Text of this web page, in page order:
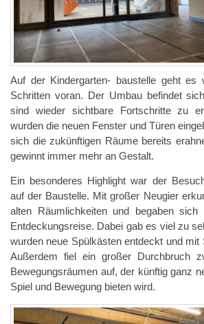
Kooperationen
Auf der Kindergarten- baustelle geht es
Schritten voran. Der Umbau befindet
sind wieder sichtbare Fortschritte zu
wurden die neuen Fenster und Türen
sich die zukünftigen Räume bereits
gewinnt immer mehr an Gestalt.
Ein besonderes Highlight war der
auf der Baustelle. Mit großer Neugier
alten Räumlichkeiten und begaben sich
Entdeckungsreise. Dabei gab es viel zu
wurden neue Spülkästen entdeckt und mit
Außerdem fiel ein großer Durchbruch
Bewegungsräumen auf, der künftig ganz
Spiel und Bewegung bieten wird.